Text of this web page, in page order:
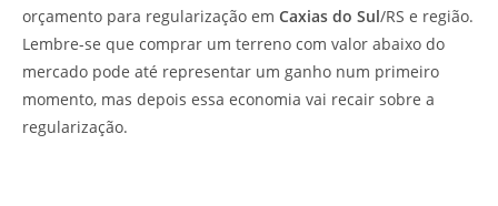
orçamento para regularização em Caxias do Sul/RS e região.
Lembre-se que comprar um terreno com valor abaixo do
mercado pode até representar um ganho num primeiro
momento, mas depois essa economia vai recair sobre a
regularização.